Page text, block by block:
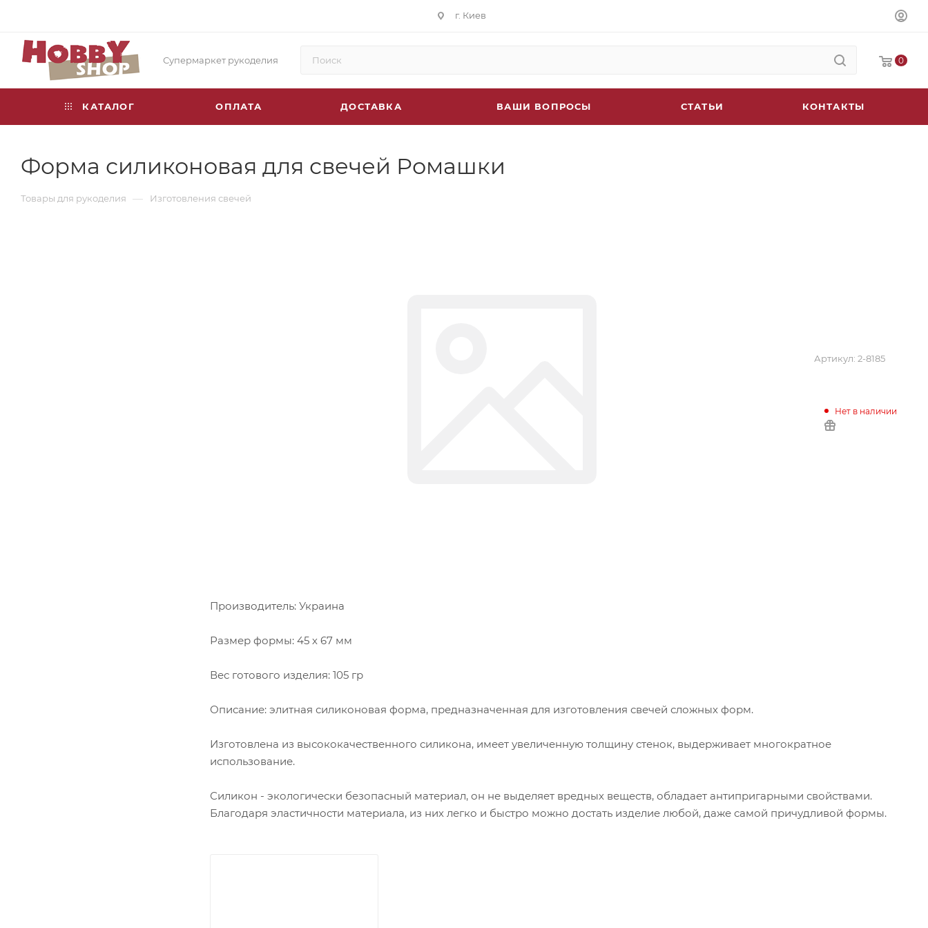
г. Киев
Супермаркет рукоделия 0
КАТАЛОГ ОПЛАТА ДОСТАВКА ВАШИ ВОПРОСЫ СТАТЬИ КОНТАКТЫ
Форма силиконовая для свечей Ромашки
Товары для рукоделия — Изготовления свечей
Артикул: 2-8185
Нет в наличии
Производитель: Украина
Размер формы: 45 х 67 мм
Вес готового изделия: 105 гр
Описание: элитная силиконовая форма, предназначенная для изготовления свечей сложных форм.
Изготовлена из высококачественного силикона, имеет увеличенную толщину стенок, выдерживает многократное
использование.
Силикон - экологически безопасный материал, он не выделяет вредных веществ, обладает антипригарными свойствами.
Благодаря эластичности материала, из них легко и быстро можно достать изделие любой, даже самой причудливой формы.